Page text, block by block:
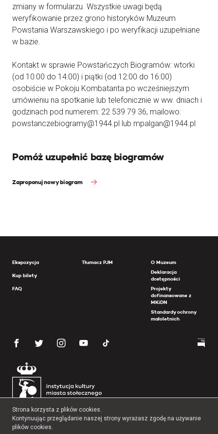
zmiany w formularzu. Wszystkie uwagi będą
weryfikowanie przez grono historyków Muzeum
Powstania Warszawskiego i po weryfikacji uzupełniane
w bazie.
Kontakt w sprawie Powstańczych Biogramów: wtorki
(od 10:00 do 14:00) i piątki (od 12:00 do 16:00)
osobiście w Pokoju Kombatanta po wcześniejszym
umówieniu na spotkanie lub telefonicznie w ww. dniach i
godzinach pod numerem: 22 539 79 36, mailowo:
powstanczebiogramy@1944.pl lub mpalgan@1944.pl
Pomóż uzupełnić bazę biogramów
Zaproponuj nowy biogram
Ekspozycja
Kup bilety
FAQ
Tłumacz PJM
O Muzeum
Deklaracja
dostępności
Projekty
dofinansowane z
MKiDN
Standardy ochrony
małoletnich
Strona korzysta z plików cookies.
Kontynuując przeglądanie naszej strony wyrażasz zgodę na używanie
plików cookies.